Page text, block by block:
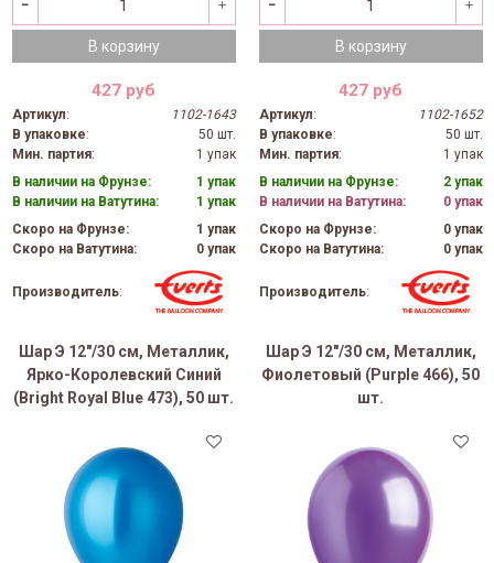
В корзину
427 руб
Артикул:
1102-1643
В упаковке:
50 шт.
Мин. партия:
1 упак
В наличии на Фрунзе:
1 упак
В наличии на Ватутина:
1 упак
Скоро на Фрунзе:
1 упак
Скоро на Ватутина:
0 упак
Производитель:
В корзину
427 руб
Артикул:
1102-1652
В упаковке:
50 шт.
Мин. партия:
1 упак
В наличии на Фрунзе:
2 упак
В наличии на Ватутина:
0 упак
Скоро на Фрунзе:
0 упак
Скоро на Ватутина:
0 упак
Производитель:
Шар Э 12"/30 см, Металлик,
Ярко-Королевский Синий
(Bright Royal Blue 473), 50 шт.
Шар Э 12"/30 см, Металлик,
Фиолетовый (Purple 466), 50
шт.